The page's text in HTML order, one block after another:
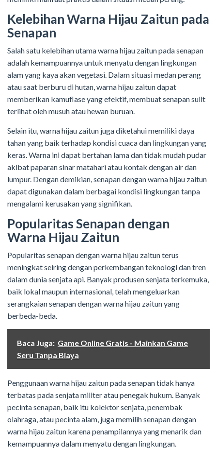
Kelebihan Warna Hijau Zaitun pada
Senapan
Salah satu kelebihan utama warna hijau zaitun pada senapan
adalah kemampuannya untuk menyatu dengan lingkungan
alam yang kaya akan vegetasi. Dalam situasi medan perang
atau saat berburu di hutan, warna hijau zaitun dapat
memberikan kamuflase yang efektif, membuat senapan sulit
terlihat oleh musuh atau hewan buruan.
Selain itu, warna hijau zaitun juga diketahui memiliki daya
tahan yang baik terhadap kondisi cuaca dan lingkungan yang
keras. Warna ini dapat bertahan lama dan tidak mudah pudar
akibat paparan sinar matahari atau kontak dengan air dan
lumpur. Dengan demikian, senapan dengan warna hijau zaitun
dapat digunakan dalam berbagai kondisi lingkungan tanpa
mengalami kerusakan yang signifikan.
Popularitas Senapan dengan
Warna Hijau Zaitun
Popularitas senapan dengan warna hijau zaitun terus
meningkat seiring dengan perkembangan teknologi dan tren
dalam dunia senjata api. Banyak produsen senjata terkemuka,
baik lokal maupun internasional, telah mengeluarkan
serangkaian senapan dengan warna hijau zaitun yang
berbeda-beda.
Baca Juga: Game Online Gratis - Mainkan Game
Seru Tanpa Biaya
Penggunaan warna hijau zaitun pada senapan tidak hanya
terbatas pada senjata militer atau penegak hukum. Banyak
pecinta senapan, baik itu kolektor senjata, penembak
olahraga, atau pecinta alam, juga memilih senapan dengan
warna hijau zaitun karena penampilannya yang menarik dan
kemampuannya dalam menyatu dengan lingkungan.